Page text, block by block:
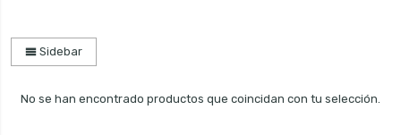
Sidebar
No se han encontrado productos que coincidan con tu selección.